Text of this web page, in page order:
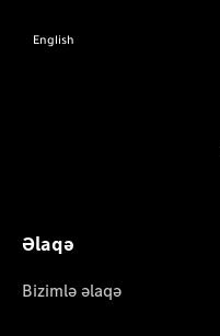
English
Əlaqə
Bizimlə əlaqə